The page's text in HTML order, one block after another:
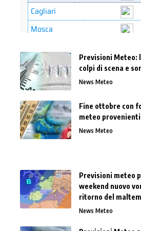
Previsioni Meteo:
colpi di scena e
News Meteo
Fine ottobre con
meteo
News Meteo
Previsioni meteo
weekend nuovo
ritorno del
News Meteo